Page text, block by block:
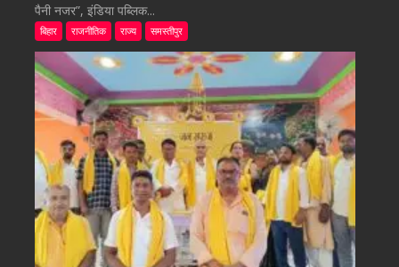
पैनी नजर”, इंडिया पब्लिक...
बिहार राजनीतिक राज्य समस्तीपुर